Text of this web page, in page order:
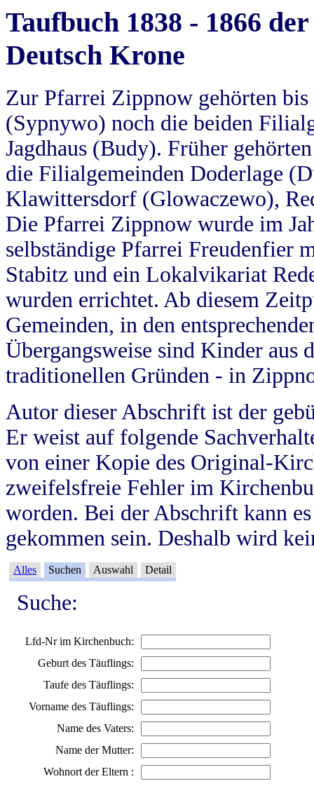
Taufbuch 1838 - 1866
Deutsch Krone
Zur Pfarrei Zippnow gehörten
(Sypnywo) noch die beiden
Jagdhaus (Budy). Früher
die Filialgemeinden Doderlage
Klawittersdorf (Glowaczewo),
Die Pfarrei Zippnow wurde im
selbständige Pfarrei Freudenfier
Stabitz und ein Lokalvikariat
wurden errichtet. Ab diesem
Gemeinden, in den
Übergangsweise sind Kinder aus
traditionellen Gründen - in
Autor dieser Abschrift ist der
Er weist auf folgende
von einer Kopie des Original-
zweifelsfreie Fehler im
worden. Bei der Abschrift kann
gekommen sein. Deshalb wird
Alles Suchen Auswahl Detail
Suche:
Lfd-Nr im Kirchenbuch:
Geburt des Täuflings:
Taufe des Täuflings:
Vorname des Täuflings:
Name des Vaters:
Name der Mutter:
Wohnort der Eltern :